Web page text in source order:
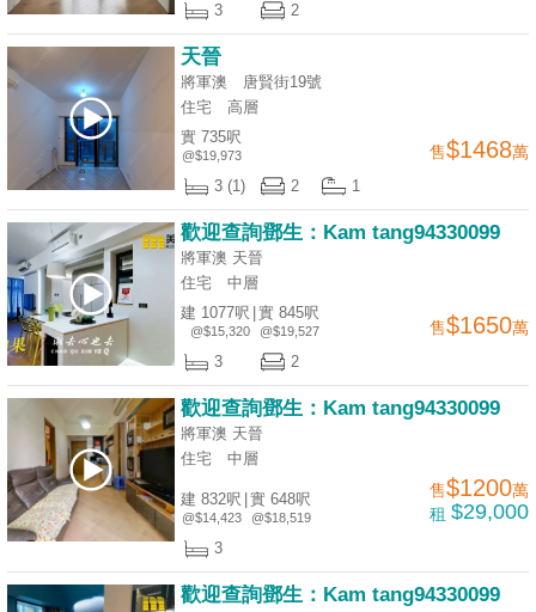
3 2
天晉
將軍澳 唐賢街19號
住宅
高層
實 735呎
@$19,973 售$1468萬
3 (1) 2 1
歡迎查詢鄧生：Kam tang94330099
將軍澳 天晉
住宅
中層
建 1077呎
@$15,320
實 845呎
@$19,527 售$1650萬
3 2
歡迎查詢鄧生：Kam tang94330099
將軍澳 天晉
住宅
中層
建 832呎
@$14,423
實 648呎
@$18,519
售$1200萬
租 $29,000
3
歡迎查詢鄧生：Kam tang94330099